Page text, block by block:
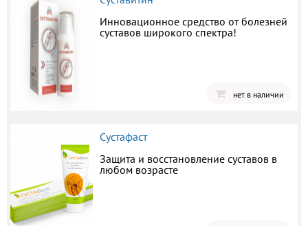
Инновационное средство от болезней
суставов широкого спектра!
нет в наличии
Сустафаст
Защита и восстановление суставов в
любом возрасте